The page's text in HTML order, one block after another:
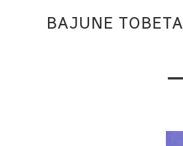
BAJUNE TOBETA